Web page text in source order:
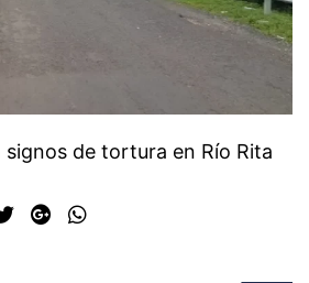
de tortura en Río Rita